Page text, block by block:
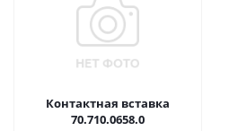
Контактная вставка
70.710.0658.0